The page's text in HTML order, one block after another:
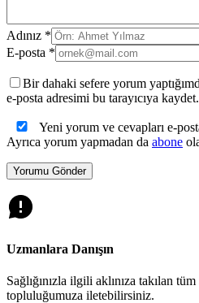
Adınız *
E-posta *
Bir dahaki sefere yorum
e-posta adresimi bu tarayıcıya kaydet.
Yeni yorum ve cevapları e-
Ayrıca yorum yapmadan da abone
Uzmanlara Danışın
Sağlığınızla ilgili aklınıza takılan
topluluğumuza iletebilirsiniz.